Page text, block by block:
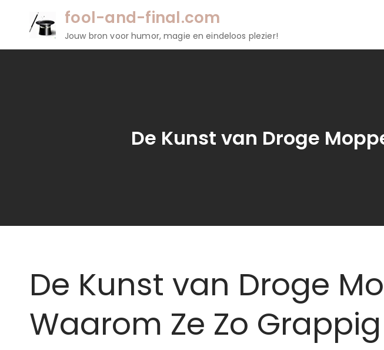
fool-and-final.com
Jouw bron voor humor, magie en eindeloos plezier!
De Kunst van Droge
De Kunst van Droge
Waarom Ze Zo